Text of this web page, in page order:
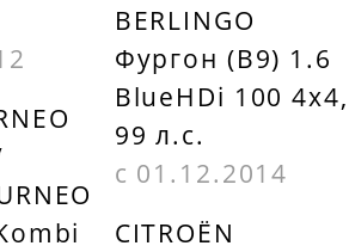
BERLINGO
Фургон (B9) 1.6
BlueHDi 100 4x4,
99 л.с.
с 01.12.2014
CITROËN